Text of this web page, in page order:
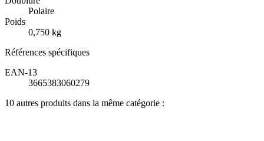
Polaire
Poids
0,750 kg
Références spécifiques
EAN-13
3665383060279
10 autres produits dans la même catégorie :